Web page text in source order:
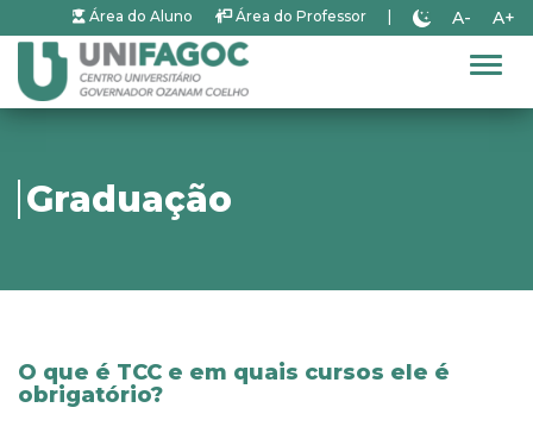
Área do Aluno Área do Professor A- A+
Graduação
O que é TCC e em quais cursos ele é
obrigatório?